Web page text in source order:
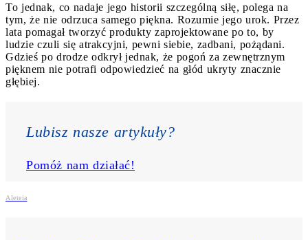
To jednak, co nadaje jego historii szczególną siłę, polega na
tym, że nie odrzuca samego piękna. Rozumie jego urok. Przez
lata pomagał tworzyć produkty zaprojektowane po to, by
ludzie czuli się atrakcyjni, pewni siebie, zadbani, pożądani.
Gdzieś po drodze odkrył jednak, że pogoń za zewnętrznym
pięknem nie potrafi odpowiedzieć na głód ukryty znacznie
głębiej.
Lubisz nasze artykuły?
Pomóż nam działać!
Aleteia